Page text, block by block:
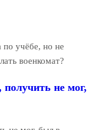
учёбе, но не
военкомат?
не мог,